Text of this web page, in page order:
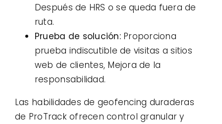
Después de HRS o se queda fuera de
ruta.
Prueba de solución:Proporciona
prueba indiscutible de visitas a sitios
web de clientes, Mejora de la
responsabilidad.
Las habilidades de geofencing duraderas
de ProTrack ofrecen control granular y